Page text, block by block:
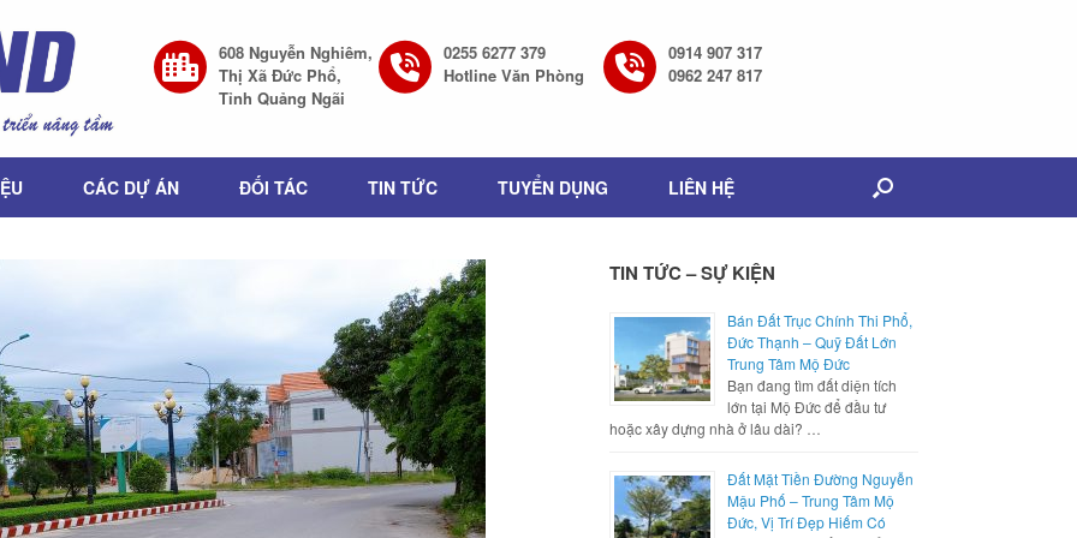
608 Nguyễn Nghiêm,
Thị Xã Đức Phổ,
Tỉnh Quảng Ngãi
0255 6277 379
Hotline Văn Phòng
0914 907 317
0962 247 817
CÁC DỰ ÁN ĐỐI TÁC TIN TỨC TUYỂN DỤNG LIÊN HỆ
TIN TỨC – SỰ KIỆN
Bán Đất Trục Chính Thi Phổ,
Đức Thạnh – Quỹ Đất Lớn
Trung Tâm Mộ Đức
Bạn đang tìm đất diện tích
lớn tại Mộ Đức để đầu tư
hoặc xây dựng nhà ở lâu dài? …
Đất Mặt Tiền Đường Nguyễn
Mậu Phố – Trung Tâm Mộ
Đức, Vị Trí Đẹp Hiếm Có